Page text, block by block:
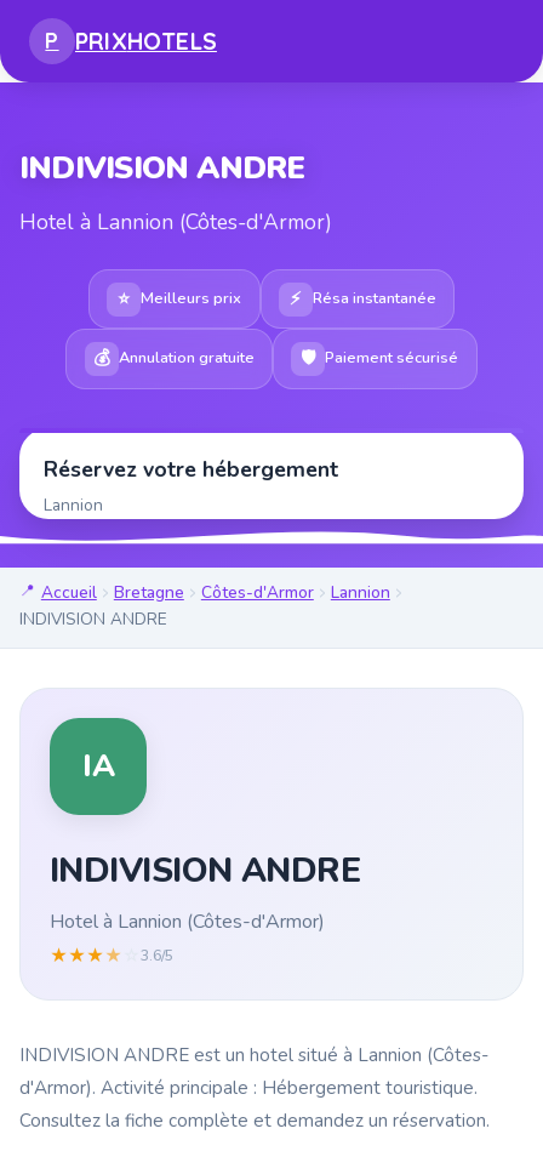
P PRIXHOTELS
INDIVISION ANDRE
Hotel à Lannion (Côtes-d'Armor)
⭐ Meilleurs prix ⚡ Résa instantanée
💰 Annulation gratuite 🛡 Paiement sécurisé
Réservez votre hébergement
Lannion
Accueil Bretagne Côtes-d'Armor
Lannion
INDIVISION ANDRE
IA
INDIVISION ANDRE
Hotel à Lannion (Côtes-d'Armor)
★★★★ 3.6/5
INDIVISION ANDRE est un hotel situé à Lannion (Côtes-
d'Armor). Activité principale : Hébergement touristique.
Consultez la fiche complète et demandez un réservation.